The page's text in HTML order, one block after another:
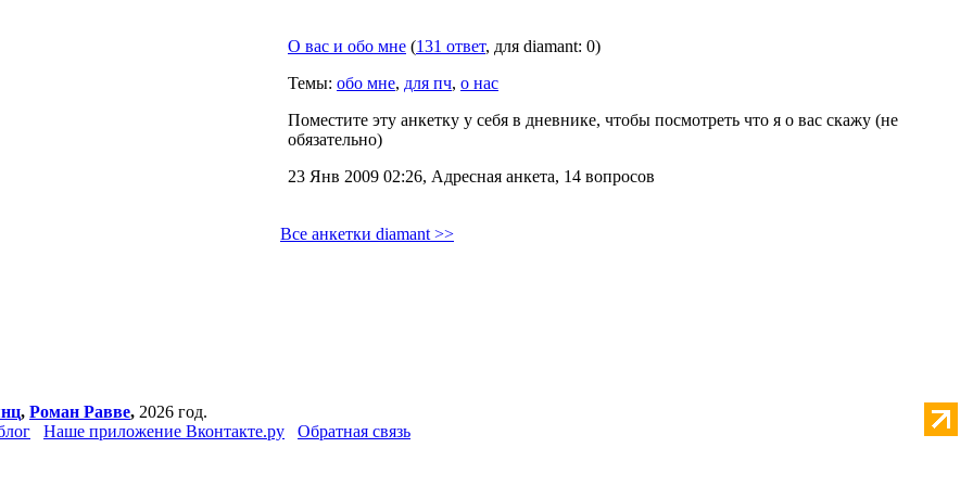
О вас и обо мне (131 ответ, для diamant: 0)
Темы: обо мне, для пч, о нас
Поместите эту анкетку у себя в дневнике, чтобы посмотреть что я о вас скажу (не
обязательно)
23 Янв 2009 02:26, Адресная анкета, 14 вопросов
Все анкетки diamant >>
, Роман Равве, 2026 год.
Наше приложение Вконтакте.ру Обратная связь